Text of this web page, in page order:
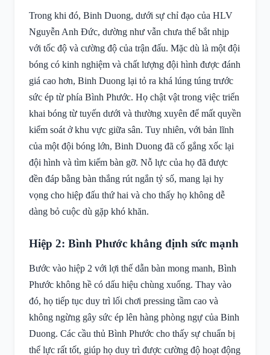
Trong khi đó, Binh Duong, dưới sự chỉ đạo của HLV
Nguyễn Anh Đức, dường như vẫn chưa thể bắt nhịp
với tốc độ và cường độ của trận đấu. Mặc dù là một đội
bóng có kinh nghiệm và chất lượng đội hình được đánh
giá cao hơn, Binh Duong lại tỏ ra khá lúng túng trước
sức ép từ phía Bình Phước. Họ chật vật trong việc triển
khai bóng từ tuyến dưới và thường xuyên để mất quyền
kiểm soát ở khu vực giữa sân. Tuy nhiên, với bản lĩnh
của một đội bóng lớn, Binh Duong đã cố gắng xốc lại
đội hình và tìm kiếm bàn gỡ. Nỗ lực của họ đã được
đền đáp bằng bàn thắng rút ngắn tỷ số, mang lại hy
vọng cho hiệp đấu thứ hai và cho thấy họ không dễ
dàng bỏ cuộc dù gặp khó khăn.
Hiệp 2: Bình Phước khẳng định sức mạnh
Bước vào hiệp 2 với lợi thế dẫn bàn mong manh, Bình
Phước không hề có dấu hiệu chùng xuống. Thay vào
đó, họ tiếp tục duy trì lối chơi pressing tầm cao và
không ngừng gây sức ép lên hàng phòng ngự của Binh
Duong. Các cầu thủ Bình Phước cho thấy sự chuẩn bị
thể lực rất tốt, giúp họ duy trì được cường độ hoạt động